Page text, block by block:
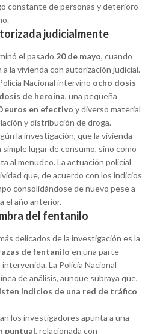
constante de personas y deterioro
judicialmente
el pasado 20 de mayo, cuando
la vivienda con autorización judicial.
Nacional intervino ocho dosis
de heroína, una pequeña
euros en efectivo y diverso material
y distribución de droga.
la investigación, que la vivienda
lugar de consumo, sino como
al menudeo. La actuación policial
que, de acuerdo con los indicios
consolidándose de nuevo pese a
el año anterior.
del fentanilo
delicados de la investigación es la
de fentanilo en una parte
La Policía Nacional
de análisis, aunque subraya que,
indicios de una red de tráfico
los investigadores apunta a una
puntual, relacionada con